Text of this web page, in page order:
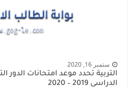
ستمبر 16, 2020
التربية تُحدد موعد امتحانات الدور
الدراسي 2019 – 2020